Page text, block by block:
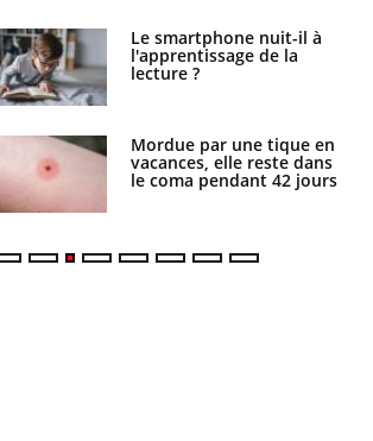
Le smartphone nuit-il à
l'apprentissage de la
lecture ?
Mordue par une tique en
vacances, elle reste dans
le coma pendant 42 jours